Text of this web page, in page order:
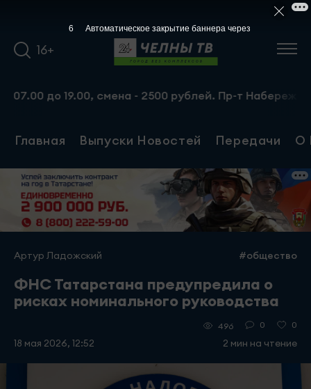
16+
19.00, смена - 2500 рублей. Пр-т
Главная Выпуски Новостей Передачи О
Артур Ладожский #общество
ФНС Татарстана предупредила о
рисках номинального руководства
18 мая 2026, 12:52
496 0 0
2 мин на чтение
5 Автоматическое закрытие баннера через